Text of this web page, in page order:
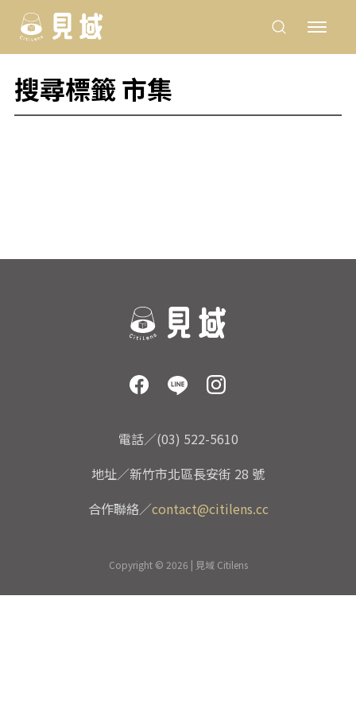
搜尋標籤 市集
電話／(03) 522-5610
地址／新竹市北區長安街 28 號
合作聯絡／contact@citilens.cc
Copyright © 2026 | 見域 Citilens